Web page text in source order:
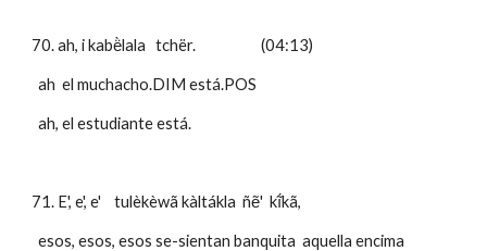
70. ah, i kabë̀lala   tchër.                    (04:13)
  ah  el muchacho.DIM está.POS
  ah, el estudiante está.
71. E', e', e'    tulèkèwã kàltákla  ñẽ'  kĩ́kã,
  esos, esos, esos se-sientan banquita  aquella encima